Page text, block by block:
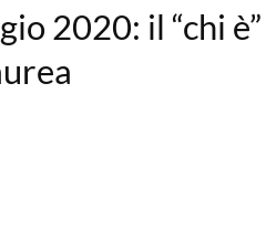
2020: il “chi